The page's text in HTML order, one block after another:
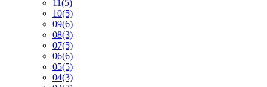
11(5)
10(5)
09(6)
08(3)
07(5)
06(6)
05(5)
04(3)